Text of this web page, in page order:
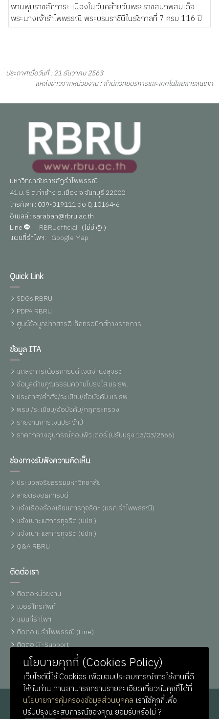
ประกาศเมื่อวันที่ : 21 ธันวาคม 2563
แหล่งข่าวจากหน่วยงาน : สำนักวิทยบริการและเทคโนโลยีสารสนเทศ
มหาวิทยาลัยราชภัฏรำไพพรรณี
41 ม. 5 ต.ท่าช้าง อ.เมือง จ.จันทบุรี 22000
โทรศัพท์ : 039-319111 ต่อ 0,10164-6
อีเมลล์ : saraban@rbru.ac.th
Line
: RBRUofficial (ไม่มี @ )
แผนที่รำไพฯ: Google Map
Quick Link
SDGs RBRU
PDPA RBRU
ศูนย์ข้อมูลข่าวสารอิเล็กทรอนิกส์ทางราชการ
ข้อมูล ITA
แถลงการณ์อธิการบดี เจตจำนงสุจริต
ข้อมูลด้านคุณธรรมความโปร่งใส มร.รพ.
ประกาศ/คำสั่ง/ระเบียบ/ข้อบังคับ มร.รพ.
พรบ./ระเบียบ/ข้อบังคับ/กฏกระทรวง
รายงานการเงินประจำปี
ราคากลางอุปกรณ์คอมพิวเตอร์ (ปรับปรุง 13/03/2566)
ช่องทางรับฟังความคิดเห็น
ประมวลจริยธรรมมหาวิทยาลัย
สายตรงอธิการบดี
แจ้งเรื่องร้องเรียนการทุจริตฯ (มรภ.รำไพพรรณี)
แจ้งเบาะแสการทุจริต (ปปช.)
แจ้งเบาะแสการทุจริต (ปปท.)
Q&A RBRU
ติดต่อเรา
ติดต่อหน่วยงาน
เบอร์โทรศัพท์
แผนที่รำไพฯ
ติดต่อ ม.รำไพพรรณี (Line)
ติดต่อ IT-Support
หน่วยประชาสัมพันธ์
นโยบายคุกกี้ (Cookies Policy)
เว็บไซต์นี้ใช้ Cookies เพื่อมอบประสบการณ์การใช้งานที่ดี
ให้กับท่าน ท่านสามารถทราบรายละเอียดเกี่ยวกับคุกกี้ได้ที่
นโยบายการคุ้มครองข้อมูลส่วนบุคคล เราใช้คุกกี้เพื่อ
ปรับปรุงประสบการณ์ของคุณ ยอมรับหรือไม่ ?